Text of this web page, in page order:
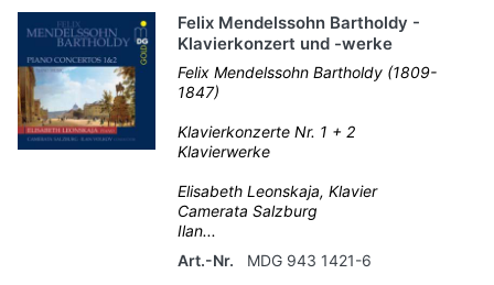
Felix Mendelssohn Bartholdy -
Klavierkonzert und -werke
Felix Mendelssohn Bartholdy (1809-
1847)
Klavierkonzerte Nr. 1 + 2
Klavierwerke
Elisabeth Leonskaja, Klavier
Camerata Salzburg
Ilan...
Art.-Nr.
MDG 943 1421-6